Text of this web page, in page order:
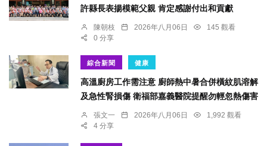
許縣長表揚模範父親 肯定感謝付出和貢獻
陳朝枝 2026年八月06日
145 觀看
0 分享
綜合新聞 健康
高溫廚房工作需注意 廚師熱中暑合併橫紋肌溶解
及急性腎損傷 衛福部嘉義醫院提醒勿輕忽熱傷害
張文一 2026年八月06日
1,992 觀看
4 分享